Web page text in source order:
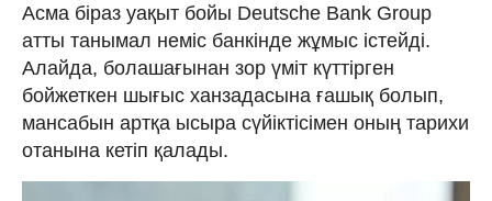
Асма біраз уақыт бойы Deutsche Bank Group
атты танымал неміс банкінде жұмыс істейді.
Алайда, болашағынан зор үміт күттірген
бойжеткен шығыс ханзадасына ғашық болып,
мансабын артқа ысыра сүйіктісімен оның тарихи
отанына кетіп қалады.